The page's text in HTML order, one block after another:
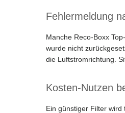
Fehlermeldung
Manche Reco-Boxx
wurde nicht
die Luftstromrichtung.
Kosten-Nutzen
Ein günstiger Filter